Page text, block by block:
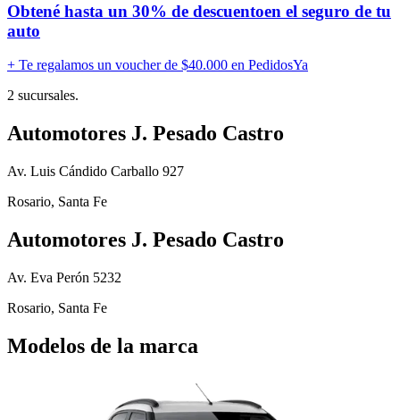
Obtené hasta un 30% de descuentoen el seguro de tu
auto
+ Te regalamos un voucher de $40.000 en PedidosYa
2 sucursales.
Automotores J. Pesado Castro
Av. Luis Cándido Carballo 927
Rosario, Santa Fe
Automotores J. Pesado Castro
Av. Eva Perón 5232
Rosario, Santa Fe
Modelos de la marca